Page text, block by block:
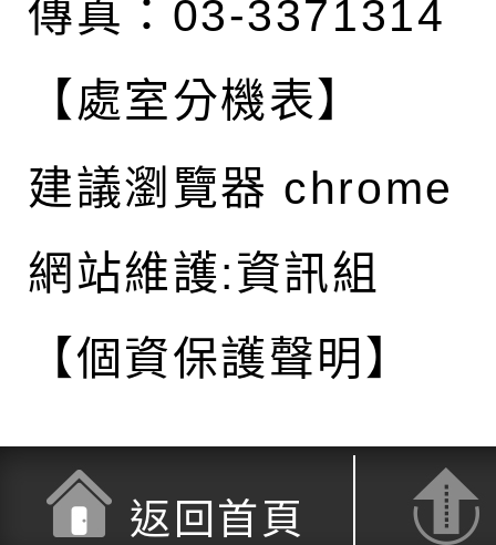
傳真：03-3371314
【處室分機表】
建議瀏覽器 chrome
網站維護:資訊組
【個資保護聲明】
返回首頁